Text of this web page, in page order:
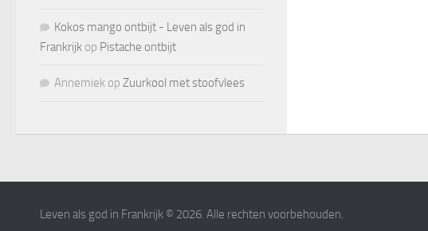
Kokos mango ontbijt - Leven als god in
Frankrijk op Pistache ontbijt
Annemiek op Zuurkool met stoofvlees
Leven als god in Frankrijk © 2026. Alle rechten voorbehouden.